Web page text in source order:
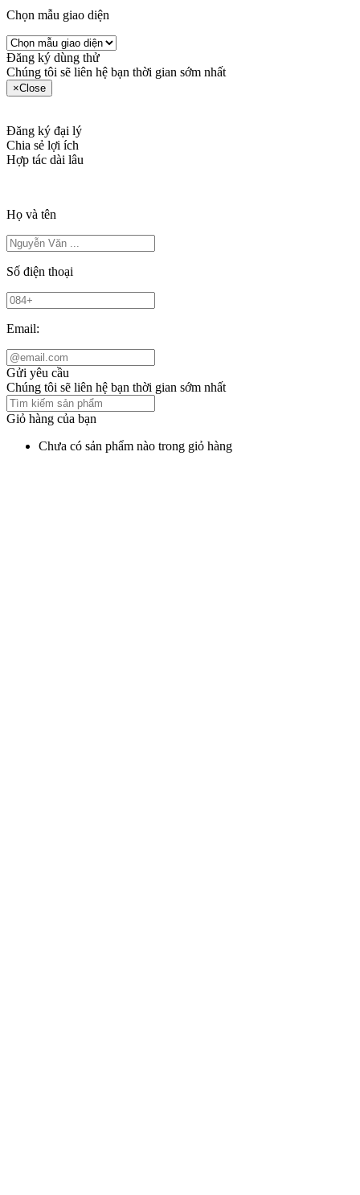
Chọn mẫu giao diện
Đăng ký dùng thử
Chúng tôi sẽ liên hệ bạn thời gian sớm nhất
×Close
Đăng ký đại lý
Chia sẻ lợi ích
Hợp tác dài lâu
Họ và tên
Số điện thoại
Email:
Gửi yêu cầu
Chúng tôi sẽ liên hệ bạn thời gian sớm nhất
Giỏ hàng của bạn
Chưa có sản phẩm nào trong giỏ hàng